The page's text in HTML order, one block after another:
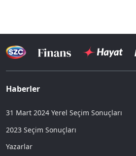
Haberler
31 Mart 2024 Yerel Seçim Sonuçları
2023 Seçim Sonuçları
Yazarlar